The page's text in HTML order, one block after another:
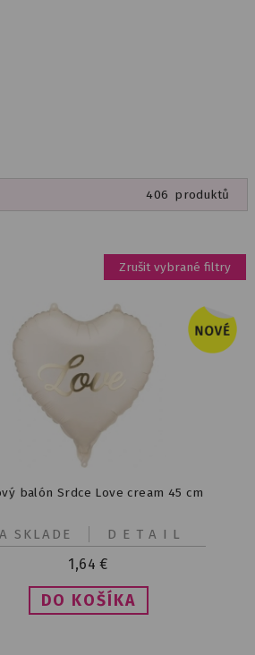
406 produktů
Zrušit vybrané filtry
balón Srdce Love cream 45 cm
1,64 €
DETAIL
SKLADE